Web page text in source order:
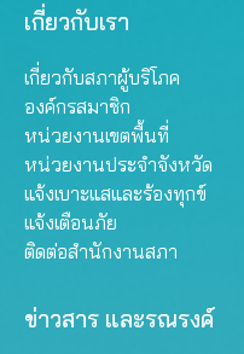
เกี่ยวกับเรา
เกี่ยวกับสภาผู้บริโภค
องค์กรสมาชิก
หน่วยงานเขตพื้นที่
หน่วยงานประจำจังหวัด
แจ้งเบาะแสและร้องทุกข์
แจ้งเตือนภัย
ติดต่อสำนักงานสภา
ข่าวสาร และรณรงค์